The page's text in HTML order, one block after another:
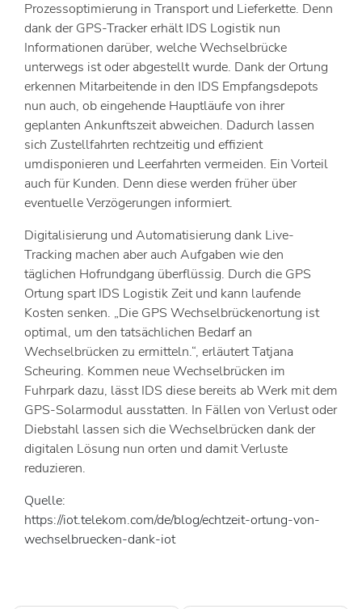
Prozessoptimierung in Transport und Lieferkette. Denn
dank der GPS-Tracker erhält IDS Logistik nun
Informationen darüber, welche Wechselbrücke
unterwegs ist oder abgestellt wurde. Dank der Ortung
erkennen Mitarbeitende in den IDS Empfangsdepots
nun auch, ob eingehende Hauptläufe von ihrer
geplanten Ankunftszeit abweichen. Dadurch lassen
sich Zustellfahrten rechtzeitig und effizient
umdisponieren und Leerfahrten vermeiden. Ein Vorteil
auch für Kunden. Denn diese werden früher über
eventuelle Verzögerungen informiert.
Digitalisierung und Automatisierung dank Live-
Tracking machen aber auch Aufgaben wie den
täglichen Hofrundgang überflüssig. Durch die GPS
Ortung spart IDS Logistik Zeit und kann laufende
Kosten senken. „Die GPS Wechselbrückenortung ist
optimal, um den tatsächlichen Bedarf an
Wechselbrücken zu ermitteln.“, erläutert Tatjana
Scheuring. Kommen neue Wechselbrücken im
Fuhrpark dazu, lässt IDS diese bereits ab Werk mit dem
GPS-Solarmodul ausstatten. In Fällen von Verlust oder
Diebstahl lassen sich die Wechselbrücken dank der
digitalen Lösung nun orten und damit Verluste
reduzieren.
Quelle:
https://iot.telekom.com/de/blog/echtzeit-ortung-von-
wechselbruecken-dank-iot